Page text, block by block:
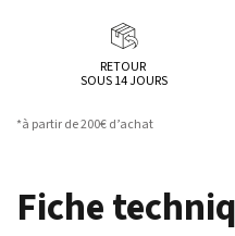
RETOUR
SOUS 14 JOURS
*à partir de 200€ d’achat
Fiche